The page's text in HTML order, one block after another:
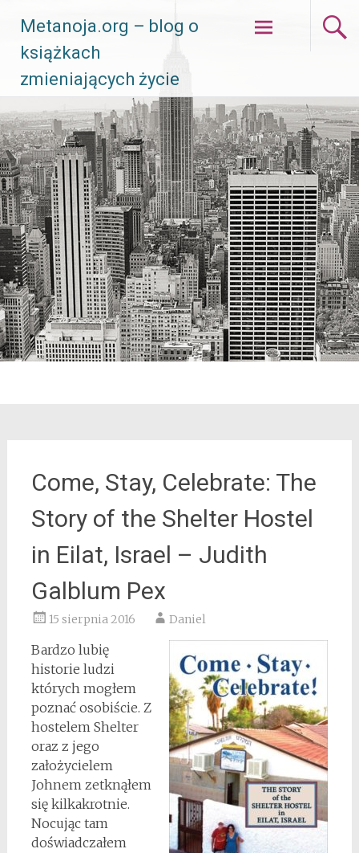
Metanoja.org – blog o
książkach
zmieniających życie
Skip
to
Come, Stay, Celebrate: The
Story of the Shelter Hostel
in Eilat, Israel – Judith
Galblum Pex
15 sierpnia 2016 Daniel
Bardzo lubię
historie ludzi
których mogłem
poznać osobiście. Z
hostelem Shelter
oraz z jego
założycielem
Johnem zetknąłem
się kilkakrotnie.
Nocując tam
doświadczałem